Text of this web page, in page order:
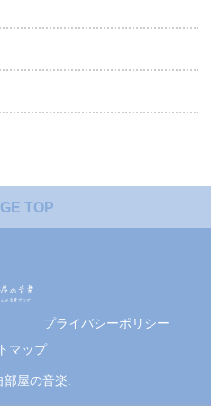
TOP
プライバシーポリシー
マップ
屋の音楽.